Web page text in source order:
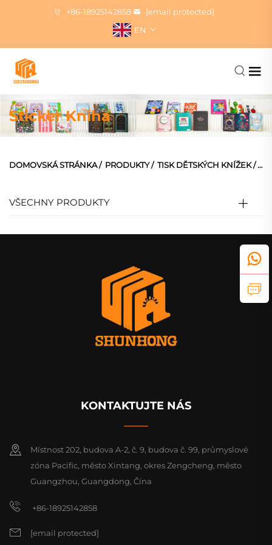
+86-18925142858
[email protected]
EN
Sticker Kniha
DOMOVSKÁ STRÁNKA/ PRODUKTY/ TISK DĚTSKÝCH KNÍŽEK/
VŠECHNY PRODUKTY
KONTAKTUJTE NÁS
Místnost 202, budova A-2, č. 9, budova č. 99, průmyslové
zóna Pacific, město Xintang, okres Zengcheng, město
Guangzhou, Guangdong, Čína
+86-18925142858
[email protected]